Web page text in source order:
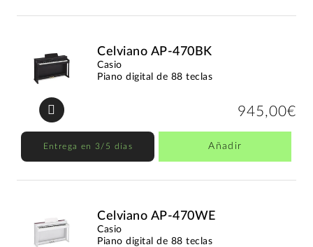
Celviano AP-470BK
Casio
Piano digital de 88 teclas
945,00€
Entrega en 3/5 días Añadir
Celviano AP-470WE
Casio
Piano digital de 88 teclas